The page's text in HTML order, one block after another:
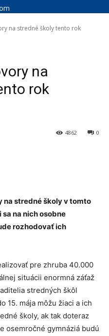
na stredné školy tento rok
na
rok
0
4862
na stredné školy v tomto
na nich osobne
rozhodovať ich
pre zhruba 40.000
situácii enormná záťaž
stredných škôl
15. mája môžu žiaci a ich
školy, ak tak doteraz
osemročné gymnáziá budú